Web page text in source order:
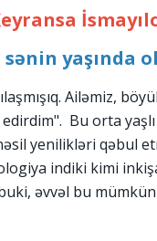
sənin yaşında
Ailəmiz,
Bu orta
yenilikləri qəbul
indiki kimi
əvvəl bu